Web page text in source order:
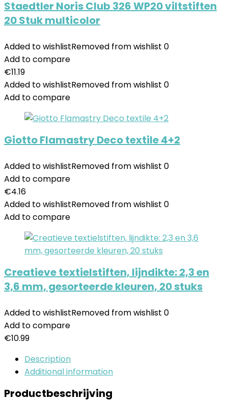
Staedtler Noris Club 326 WP20 viltstiften
20 Stuk multicolor
Added to wishlistRemoved from wishlist 0
Add to compare
€11.19
Added to wishlistRemoved from wishlist 0
Add to compare
Giotto Flamastry Deco textile 4+2
Added to wishlistRemoved from wishlist 0
Add to compare
€4.16
Added to wishlistRemoved from wishlist 0
Add to compare
Creatieve textielstiften, lijndikte: 2,3 en
3,6 mm, gesorteerde kleuren, 20 stuks
Added to wishlistRemoved from wishlist 0
Add to compare
€10.99
Description
Additional information
Productbeschrijving